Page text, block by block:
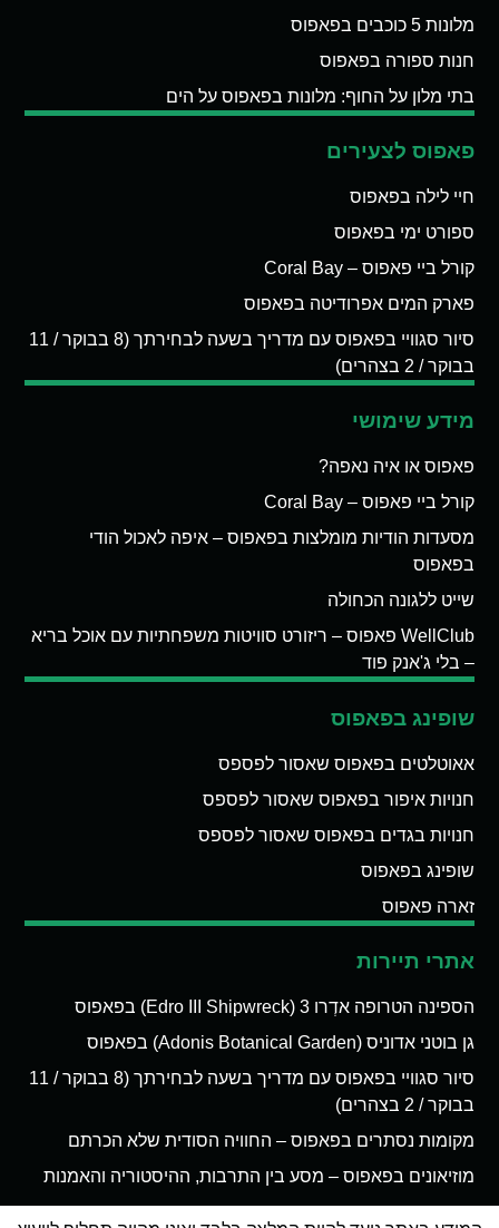
מלונות 5 כוכבים בפאפוס
חנות ספורה בפאפוס
בתי מלון על החוף: מלונות בפאפוס על הים
פאפוס לצעירים
חיי לילה בפאפוס
ספורט ימי בפאפוס
קורל ביי פאפוס – Coral Bay
פארק המים אפרודיטה בפאפוס
סיור סגוויי בפאפוס עם מדריך בשעה לבחירתך (8 בבוקר / 11
בבוקר / 2 בצהרים)
מידע שימושי
פאפוס או איה נאפה?
קורל ביי פאפוס – Coral Bay
מסעדות הודיות מומלצות בפאפוס – איפה לאכול הודי
בפאפוס
שייט ללגונה הכחולה
WellClub פאפוס – ריזורט סוויטות משפחתיות עם אוכל בריא
– בלי ג'אנק פוד
שופינג בפאפוס
אאוטלטים בפאפוס שאסור לפספס
חנויות איפור בפאפוס שאסור לפספס
חנויות בגדים בפאפוס שאסור לפספס
שופינג בפאפוס
זארה פאפוס
אתרי תיירות
הספינה הטרופה אדְרו 3 (Edro III Shipwreck) בפאפוס
גן בוטני אדוניס (Adonis Botanical Garden) בפאפוס
סיור סגוויי בפאפוס עם מדריך בשעה לבחירתך (8 בבוקר / 11
בבוקר / 2 בצהרים)
מקומות נסתרים בפאפוס – החוויה הסודית שלא הכרתם
מוזיאונים בפאפוס – מסע בין התרבות, ההיסטוריה והאמנות